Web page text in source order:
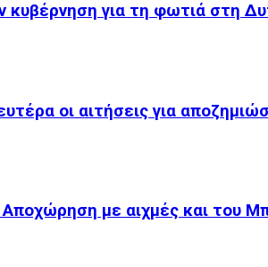
κυβέρνηση για τη φωτιά στη
οι αιτήσεις για
με αιχμές και του